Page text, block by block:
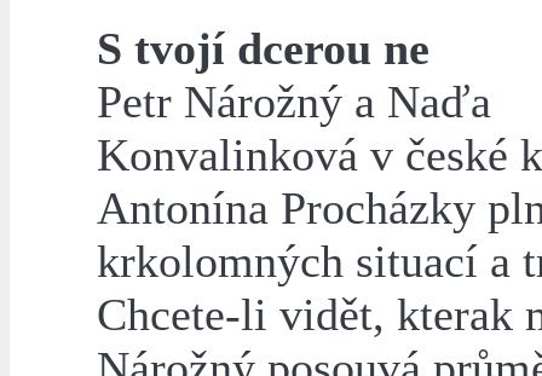
S tvojí dcerou ne
Petr Nárožný a Naďa
Konvalinková v české
Antonína Procházky
krkolomných situací a
Chcete-li vidět, kterak